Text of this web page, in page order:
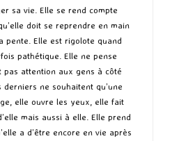
sa vie. Elle se rend compte
doit se reprendre en main
pente. Elle est rigolote quand
pathétique. Elle ne pense
pas attention aux gens à côté
ne souhaitent qu’une
elle ouvre les yeux, elle fait
mais aussi à elle. Elle prend
a d’être encore en vie après